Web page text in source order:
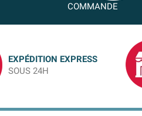
COMMANDE
EXPÉDITION EXPRESS
SOUS 24H